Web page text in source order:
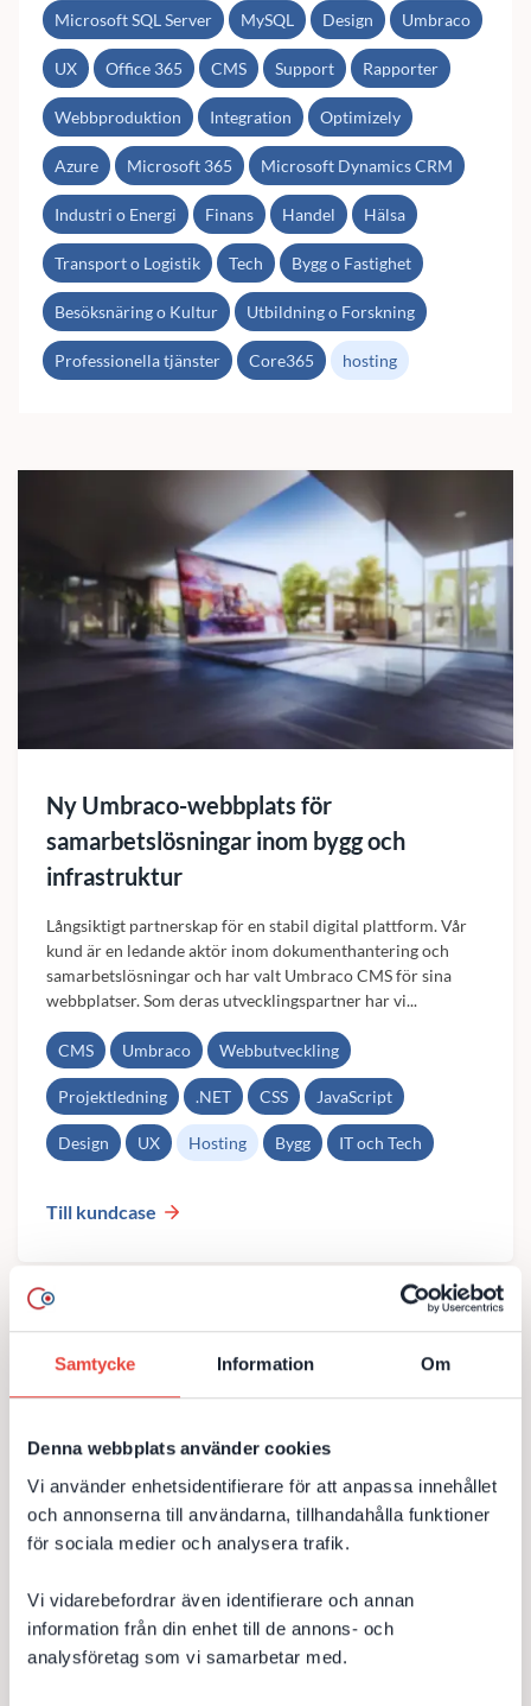
Samtycke Information Om
Denna webbplats använder cookies
Vi använder enhetsidentifierare för att anpassa innehållet
och annonserna till användarna, tillhandahålla funktioner
för sociala medier och analysera trafik.
Vi vidarebefordrar även identifierare och annan
information från din enhet till de annons- och
analysföretag som vi samarbetar med.
Microsoft SQL Server MySQL Design Umbraco
UX Office 365 CMS Support Rapporter
Webbproduktion Integration Optimizely
Azure Microsoft 365 Microsoft Dynamics CRM
Industri o Energi Finans Handel Hälsa
Transport o Logistik Tech Bygg o Fastighet
Besöksnäring o Kultur Utbildning o Forskning
Professionella tjänster Core365 hosting
Ny Umbraco-webbplats för
samarbetslösningar inom bygg och
infrastruktur
Långsiktigt partnerskap för en stabil digital plattform. Vår
kund är en ledande aktör inom dokumenthantering och
samarbetslösningar och har valt Umbraco CMS för sina
webbplatser. Som deras utvecklingspartner har vi...
CMS Umbraco Webbutveckling
Projektledning .NET CSS JavaScript
Design UX Hosting Bygg IT och Tech
Till kundcase
DevCore hosting till våra kunder
Sedan 2011 har DevCore erbjudit stabil, säker och proffsig
kunder, både små som stora företag. Serverhall har vi
centralt i Stockholm...
Hosting IT-säkerhet IT-support Drift
Till kundcase